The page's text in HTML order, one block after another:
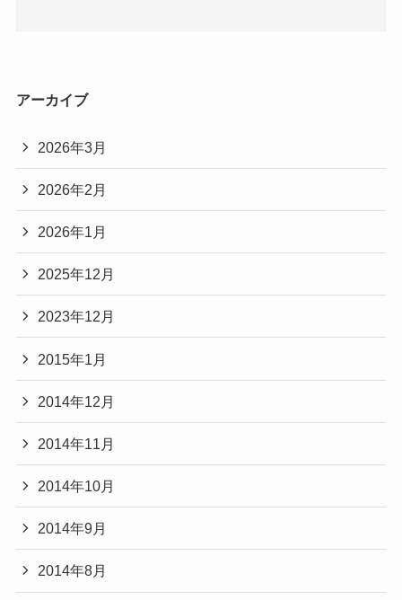
アーカイブ
2026年3月
2026年2月
2026年1月
2025年12月
2023年12月
2015年1月
2014年12月
2014年11月
2014年10月
2014年9月
2014年8月